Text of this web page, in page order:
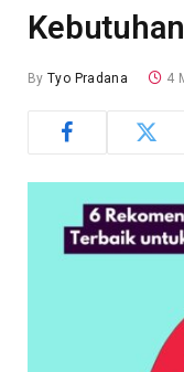
By Tyo Pradana 4